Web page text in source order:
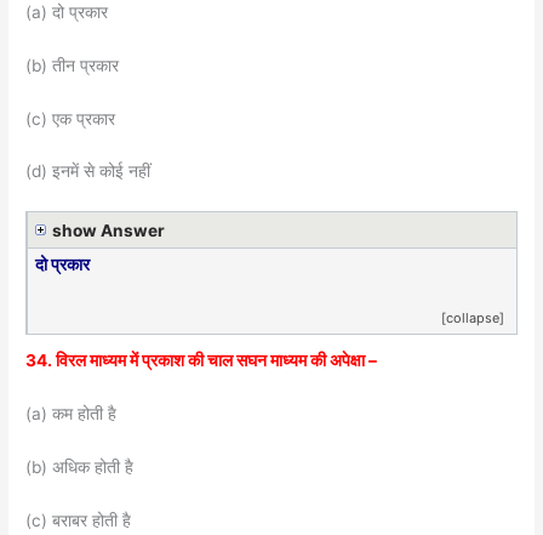
(a) दो प्रकार
(b) तीन प्रकार
(c) एक प्रकार
(d) इनमें से कोई नहीं
show Answer
दो प्रकार
[collapse]
34. विरल माध्यम में प्रकाश की चाल सघन माध्यम की अपेक्षा –
(a) कम होती है
(b) अधिक होती है
(c) बराबर होती है